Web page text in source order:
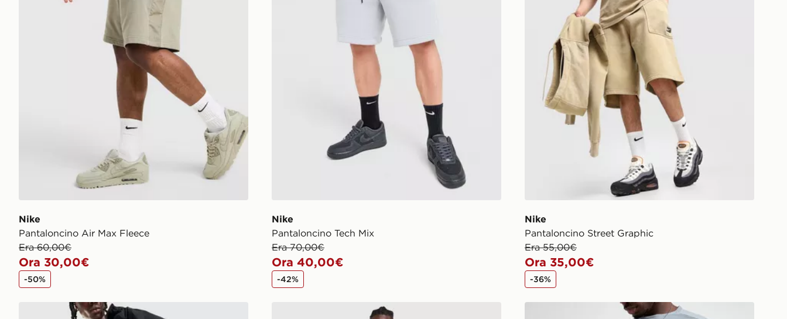
Nike
Pantaloncino Air Max Fleece
Era 60,00€
Ora 30,00€
-50%
Nike
Pantaloncino Tech Mix
Era 70,00€
Ora 40,00€
-42%
Nike
Pantaloncino Street Graphic
Era 55,00€
Ora 35,00€
-36%
Nike Pantaloncino Air Max Tape Nike Pantaloncino Street Fleece Nike Pantaloncino Performance Air Max